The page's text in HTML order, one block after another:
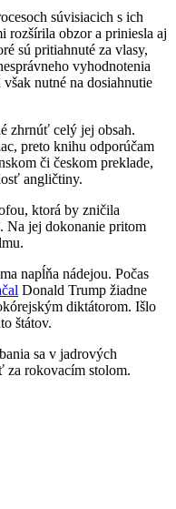
súvisiacich s ich
rozšírila obzor a priniesla aj
sú pritiahnuté za vlasy,
vyhodnotenia
nutné na dosiahnutie
zhrnúť celý jej obsah.
preto knihu odporúčam
či českom preklade,
angličtiny.
ktorá by zničila
Na jej dokonanie pritom
napĺňa nádejou. Počas
Donald Trump žiadne
diktátorom. Išlo
štátov.
sa v jadrových
rokovacím stolom.